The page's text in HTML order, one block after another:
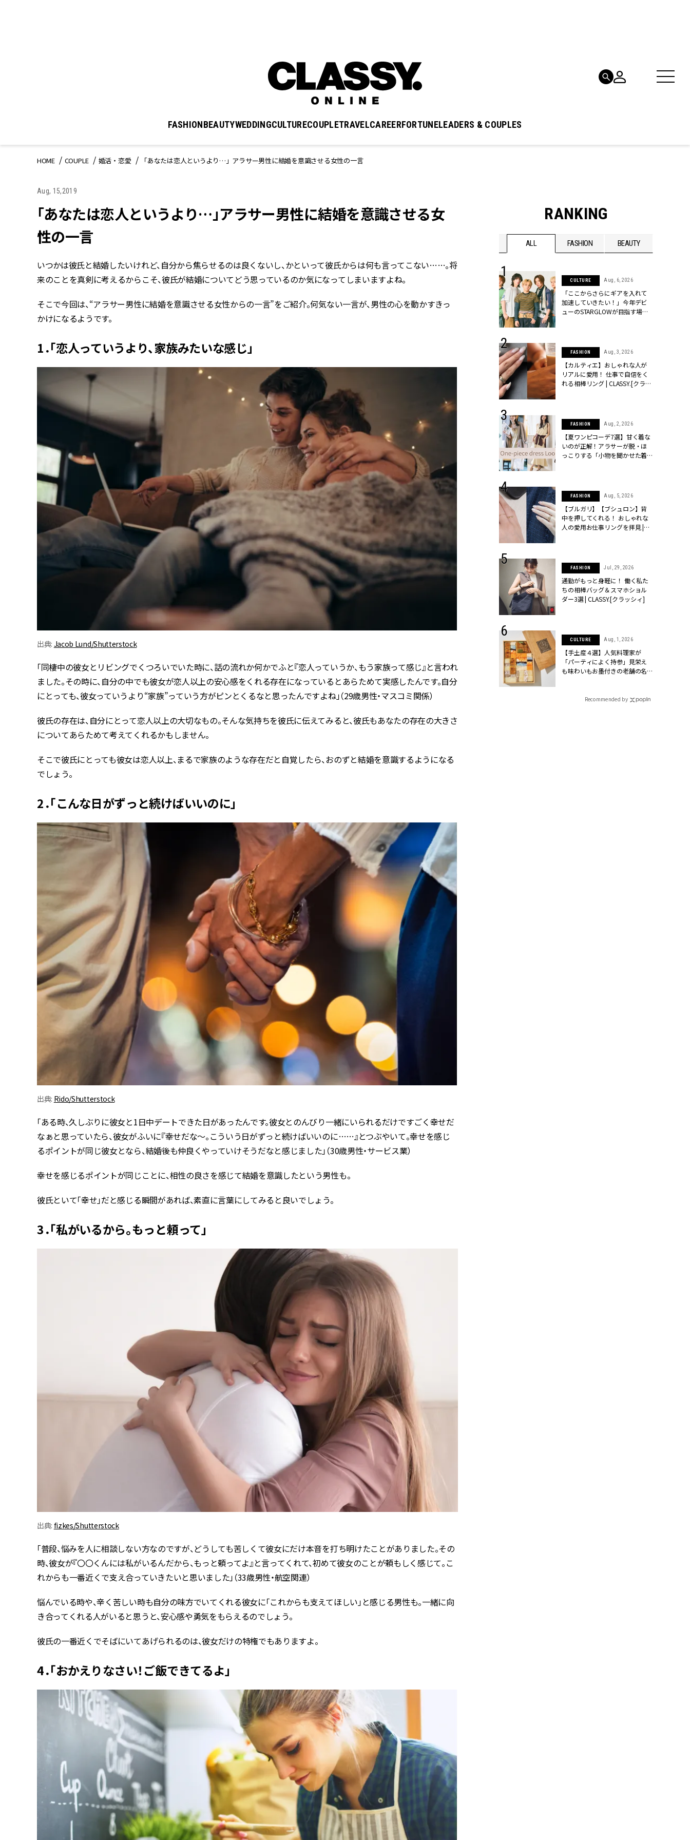
FASHIONBEAUTYWEDDINGCULTURECOUPLETRAVELCAREERFORTUNELEADERS & COUPLES
HOME COUPLE 婚活・恋愛 「あなたは恋人というより…」アラサー男性に結婚を意識させる女性の一言
Aug, 15,2019
「あなたは恋人というより…」アラサー男性に結婚を意識させる女
性の一言
いつかは彼氏と結婚したいけれど、自分から焦らせるのは良くないし、かといって彼氏からは何も言ってこない……。将
来のことを真剣に考えるからこそ、彼氏が結婚についてどう思っているのか気になってしまいますよね。
そこで今回は、“アラサー男性に結婚を意識させる女性からの一言”をご紹介。何気ない一言が、男性の心を動かすきっ
かけになるようです。
1．「恋人っていうより、家族みたいな感じ」
出典: Jacob Lund/Shutterstock
「同棲中の彼女とリビングでくつろいでいた時に、話の流れか何かでふと『恋人っていうか、もう家族って感じ』と言われ
ました。その時に、自分の中でも彼女が恋人以上の安心感をくれる存在になっているとあらためて実感したんです。自分
にとっても、彼女っていうより“家族”っていう方がピンとくるなと思ったんですよね」（29歳男性・マスコミ関係）
彼氏の存在は、自分にとって恋人以上の大切なもの。そんな気持ちを彼氏に伝えてみると、彼氏もあなたの存在の大きさ
についてあらためて考えてくれるかもしません。
そこで彼氏にとっても彼女は恋人以上、まるで家族のような存在だと自覚したら、おのずと結婚を意識するようになる
でしょう。
2．「こんな日がずっと続けばいいのに」
出典: Rido/Shutterstock
「ある時、久しぶりに彼女と1日中デートできた日があったんです。彼女とのんびり一緒にいられるだけですごく幸せだ
なぁと思っていたら、彼女がふいに『幸せだな～。こういう日がずっと続けばいいのに……』とつぶやいて。幸せを感じ
るポイントが同じ彼女となら、結婚後も仲良くやっていけそうだなと感じました」（30歳男性・サービス業）
幸せを感じるポイントが同じことに、相性の良さを感じて結婚を意識したという男性も。
彼氏といて「幸せ」だと感じる瞬間があれば、素直に言葉にしてみると良いでしょう。
3．「私がいるから。もっと頼って」
出典: fizkes/Shutterstock
「普段、悩みを人に相談しない方なのですが、どうしても苦しくて彼女にだけ本音を打ち明けたことがありました。その
時、彼女が『〇〇くんには私がいるんだから、もっと頼ってよ』と言ってくれて、初めて彼女のことが頼もしく感じて。こ
れからも一番近くで支え合っていきたいと思いました」（33歳男性・航空関連）
悩んでいる時や、辛く苦しい時も自分の味方でいてくれる彼女に「これからも支えてほしい」と感じる男性も。一緒に向
き合ってくれる人がいると思うと、安心感や勇気をもらえるのでしょう。
彼氏の一番近くでそばにいてあげられるのは、彼女だけの特権でもありますよ。
4．「おかえりなさい！ご飯できてるよ」
RANKING
ALL FASHION BEAUTY
BEAUTY Aug, 6, 2026
ない！アラサーのまとめ髪が垢
抜ける「即戦力アクセ」たち |
ボ」を。新【SOFINA BASIC＋】
のお手入れでうるおってなめら
かな肌を目指す | CLASSY.[クラッ
シィ]
BEAUTY Aug, 7, 2026
【UV下地】酷暑に頼れる！
2,000円台〜3,000円台の名品3選
｜30代美容ライターが正直レビ
ュー | CLASSY.[クラッシィ]
Aug, 7, 2026
冷房・紫外線etc...「夏の隠れ乾
燥」を防ぐ【ベタつかない名品
クリーム】3選＜30代のベストコ
スメ＞ | CLASSY.[クラッシィ]
BEAUTY Nov, 17, 2025
【落ちない名品リップ10選】塗
り直しできない・皮むけしやす
いetc.悩みをクリア | CLASSY.[ク
プローチ！【透明感を底上げ】
神コスメ３選 | CLASSY.[クラッシ
ィ]
ばれで失敗しないコーデ＆マナ
WEDDING
【一生ものジュエリー】1つでも
存在感が際立つ！ポメラートの
「トゥギャザー」シリーズに注
目 | CLASSY.[クラッシィ]
WEDDING
【トレンドの巻き方３選】結婚
式ゲスト服の鉄板“シンプル黒ワ
ンピ”は『スカーフ』で盛るのが
正解！ | CLASSY.[クラッシィ]
WEDDING
ュロン】の『ブライダルリン
グ』は普段使いもしやすい！ |
CLASSY.[クラッシィ]
CULTURE Aug, 6, 2026
「ここからさらにギアを入れて
加速していきたい！」今年デビ
ューのSTARGLOWが目指す場所
FASHION Aug, 3, 2026
【カルティエ】おしゃれな人が
リアルに愛用！ 仕事で自信をく
れる相棒リング | CLASSY.[クラッ
FASHION Aug, 2, 2026
【夏ワンピコーデ7選】甘く着な
いのが正解！アラサーが脱・ほ
っこりする「小物を聞かせた着
FASHION Aug, 5, 2026
【ブルガリ】【ブシュロン】背
中を押してくれる！ おしゃれな
人の愛用お仕事リングを拝見 |
FASHION Jul, 29, 2026
通勤がもっと身軽に！ 働く私た
ちの相棒バッグ＆スマホショル
ダー3選 | CLASSY.[クラッシィ]
CULTURE Aug, 1, 2026
【手土産４選】人気料理家が
「パーティによく持参」見栄え
も味わいもお墨付きの老舗の名
Recommended by